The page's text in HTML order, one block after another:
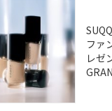
ファ
レゼ